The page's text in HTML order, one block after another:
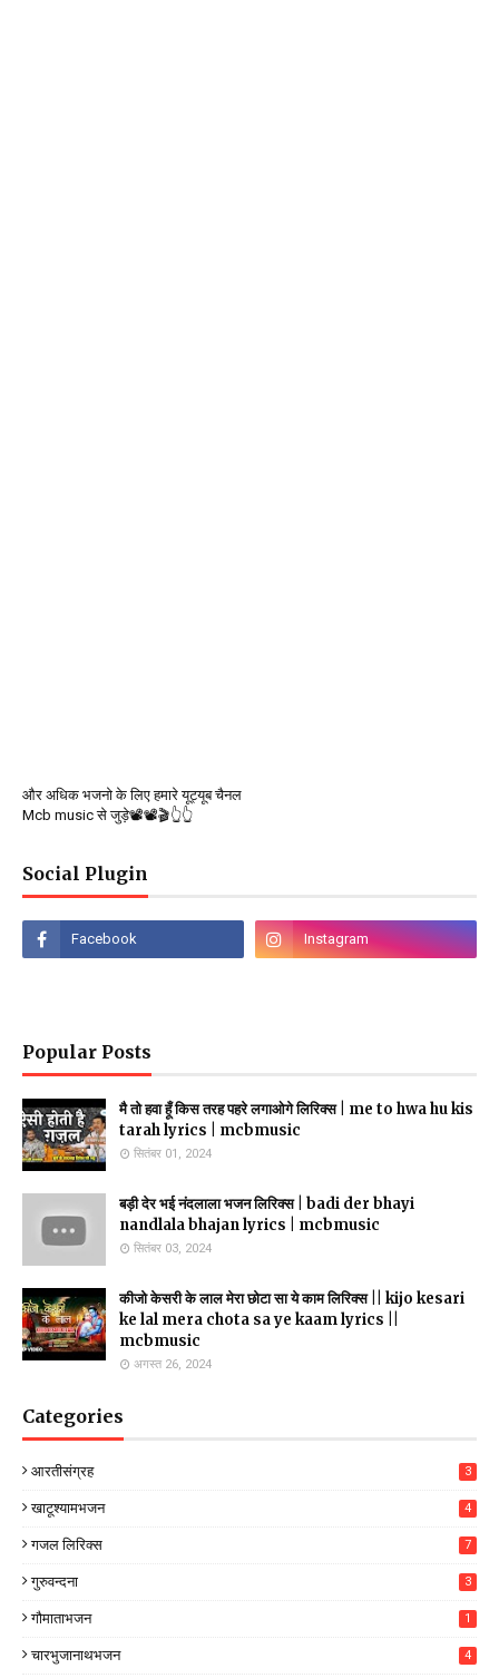
और अधिक भजनो के लिए हमारे यूट्यूब चैनल
Mcb music से जुड़े📽️📽️🎬👆👆
Social Plugin
Popular Posts
मै तो हवा हूँ किस तरह पहरे लगाओगे लिरिक्स | me to hwa hu kis
tarah lyrics | mcbmusic
सितंबर 01, 2024
बड़ी देर भई नंदलाला भजन लिरिक्स | badi der bhayi
nandlala bhajan lyrics | mcbmusic
सितंबर 03, 2024
कीजो केसरी के लाल मेरा छोटा सा ये काम लिरिक्स || kijo kesari
ke lal mera chota sa ye kaam lyrics ||
mcbmusic
अगस्त 26, 2024
Categories
आरतीसंग्रह 3
खाटूश्यामभजन 4
गजल लिरिक्स 7
गुरुवन्दना 3
गौमाताभजन 1
चारभुजानाथभजन 4